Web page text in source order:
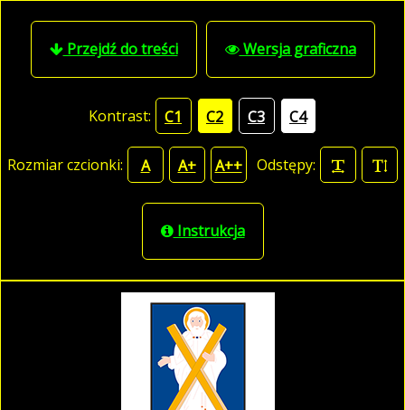
Przejdź do treści Wersja graficzna
Kontrast: C1 C2 C3 C4
Rozmiar czcionki: A A+ A++ Odstępy:
Instrukcja